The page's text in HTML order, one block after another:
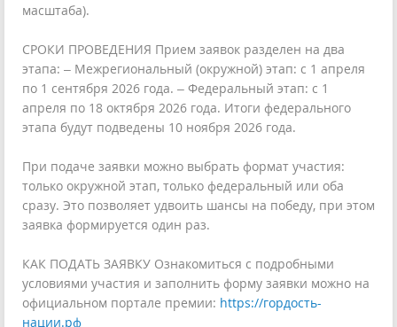
масштаба).
СРОКИ ПРОВЕДЕНИЯ Прием заявок разделен на два
этапа: – Межрегиональный (окружной) этап: с 1 апреля
по 1 сентября 2026 года. – Федеральный этап: с 1
апреля по 18 октября 2026 года. Итоги федерального
этапа будут подведены 10 ноября 2026 года.
При подаче заявки можно выбрать формат участия:
только окружной этап, только федеральный или оба
сразу. Это позволяет удвоить шансы на победу, при этом
заявка формируется один раз.
КАК ПОДАТЬ ЗАЯВКУ Ознакомиться с подробными
условиями участия и заполнить форму заявки можно на
официальном портале премии: https://гордость-
нации.рф